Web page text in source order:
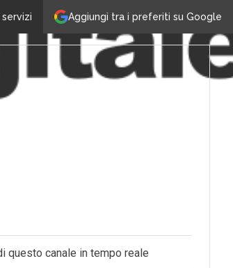
Aggiungi tra i preferiti su Google
servizi
questo canale in tempo reale